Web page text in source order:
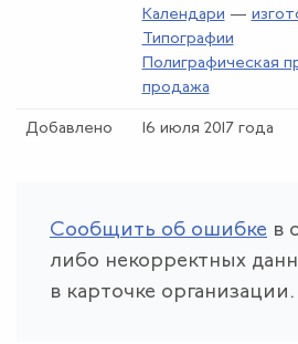
Календари —
Типографии
Полиграфическая
продажа
Добавлено 16 июля 2017 года
Сообщить об ошибке в
либо некорректных
в карточке организации.